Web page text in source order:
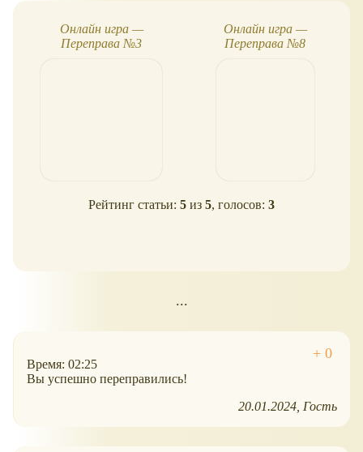
Онлайн игра —
Переправа №3
Онлайн игра —
Переправа №8
Рейтинг статьи: 5 из 5, голосов: 3
...
Время: 02:25
Вы успешно переправились!
20.01.2024 Гость